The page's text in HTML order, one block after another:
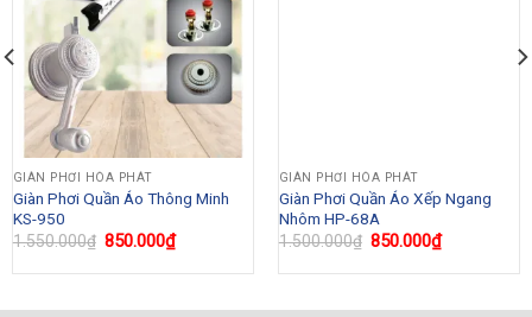
GIÀN PHƠI HÒA PHÁT
Giàn Phơi Quần Áo Thông Minh
KS-950
1.550.000₫ Original
was:
850.000₫Current
price
is:
GIÀN PHƠI HÒA PHÁT
Giàn Phơi Quần Áo Xếp Ngang
Nhôm HP-68A
1.500.000₫ Original
was:
850.000₫Current
price
is: